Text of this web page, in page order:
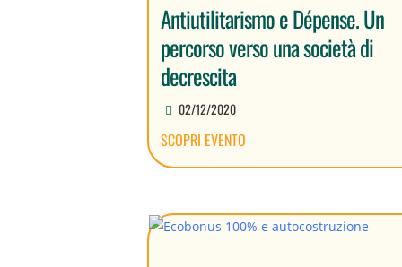
Antiutilitarismo e Dépense. Un
percorso verso una società di
decrescita
02/12/2020
SCOPRI EVENTO